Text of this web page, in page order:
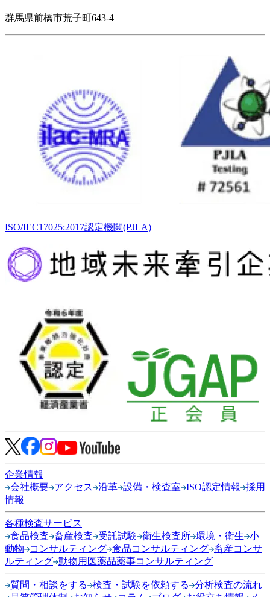
群馬県前橋市荒子町643-4
ISO/IEC17025:2017認定機関(PJLA)
企業情報
会社概要 アクセス 沿革 設備・検査室 ISO認定情報
採用
情報
各種検査サービス
食品検査 畜産検査 受託試験 衛生検査所 環境・衛生 小
動物
コンサルティング 食品コンサルティング 畜産コンサ
ルティング 動物用医薬品薬事コンサルティング
質問・相談をする 検査・試験を依頼する
分析検査の流れ